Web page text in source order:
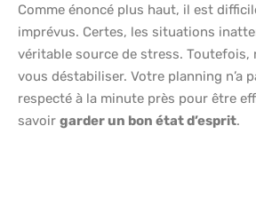
Comme énoncé plus haut, il est
imprévus. Certes, les situations
véritable source de stress. Toutefois,
vous déstabiliser. Votre planning n’a
respecté à la minute près pour être
savoir garder un bon état d’esprit.